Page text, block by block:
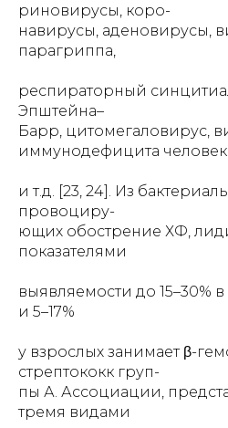
риновирусы, коро-
навирусы, аденовирусы,
парагриппа,
респираторный
Эпштейна–
Барр, цитомегаловирус,
иммунодефицита
и т.д. [23, 24]. Из
провоциру-
ющих обострение ХФ,
показателями
выявляемости до 15–30%
и 5–17%
у взрослых занимает β-
стрептококк груп-
пы А. Ассоциации,
тремя видами